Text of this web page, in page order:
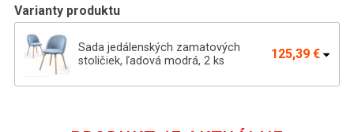
Varianty produktu
Sada jedálenských zamatových
stoličiek, ľadová modrá, 2 ks
125,39 €